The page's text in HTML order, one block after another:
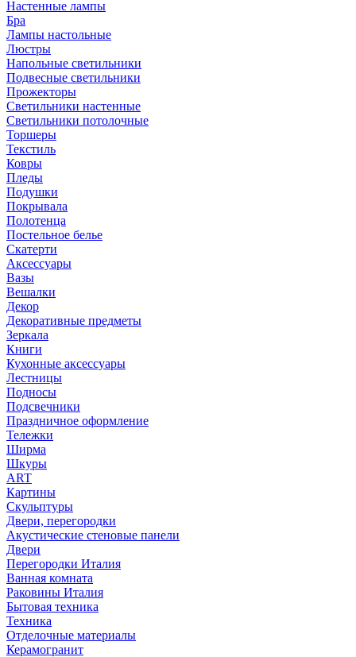
Hастенные лампы
Бра
Лампы настольные
Люстры
Напольные светильники
Подвесные светильники
Прожекторы
Светильники настенные
Светильники потолочные
Торшеры
Текстиль
Ковры
Пледы
Подушки
Покрывала
Полотенца
Постельное белье
Скатерти
Аксессуары
Вазы
Вешалки
Декор
Декоративные предметы
Зеркала
Книги
Кухонные аксессуары
Лестницы
Подносы
Подсвечники
Праздничное оформление
Тележки
Ширма
Шкуры
ART
Картины
Скульптуры
Двери, перегородки
Акустические стеновые панели
Двери
Перегородки Италия
Ванная комната
Раковины Италия
Бытовая техника
Техника
Отделочные материалы
Керамогранит